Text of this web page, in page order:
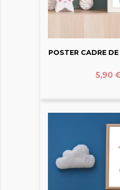
POSTER CADRE
Prix
5,90